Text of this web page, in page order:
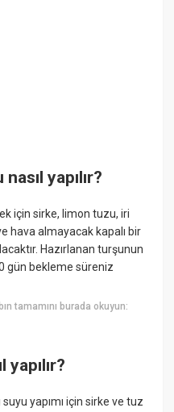
yapılır?
için sirke, limon tuzu, iri
hava almayacak kapalı bir
Hazırlanan turşunun
gün bekleme süreniz
tamamını burada okuyun:
yapımı için sirke ve tuz